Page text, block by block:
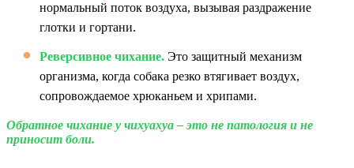
нормальный поток воздуха, вызывая раздражение
глотки и гортани.
Реверсивное чихание. Это защитный механизм
организма, когда собака резко втягивает воздух,
сопровождаемое хрюканьем и хрипами.
Обратное чихание у чихуахуа – это не патология и не
приносит боли.